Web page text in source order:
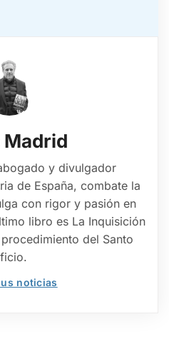
Madrid
y divulgador
de España, combate la
con rigor y pasión en
libro es La Inquisición
del Santo
noticias